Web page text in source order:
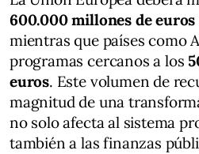
600.000 millones de
mientras que países como
programas cercanos a los
euros. Este volumen de
magnitud de una
no solo afecta al sistema
también a las finanzas